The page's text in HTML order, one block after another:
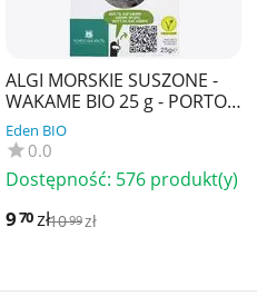
ALGI MORSKIE SUSZONE -
WAKAME BIO 25 g - PORTO
MUINOS
Eden BIO
0.0
Dostępność: 576 produkt(y)
970zł1099zł